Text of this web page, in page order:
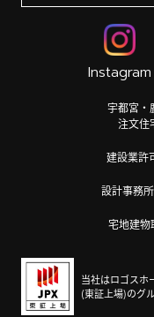
Instagram
宇都宮・
注文住
建設業許
設計事務
宅地建物
当社はロゴスホ
(東証上場)のグ